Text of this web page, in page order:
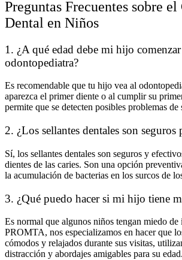
Preguntas Frecuentes sobre
Dental en Niños
1. ¿A qué edad debe mi hijo
odontopediatra?
Es recomendable que tu hijo vea al
aparezca el primer diente o al cumplir su
permite que se detecten posibles problemas
2. ¿Los sellantes dentales son seguros
Sí, los sellantes dentales son seguros y
dientes de las caries. Son una opción
la acumulación de bacterias en los surcos de
3. ¿Qué puedo hacer si mi hijo tiene
Es normal que algunos niños tengan miedo de
PROMTA, nos especializamos en hacer que
cómodos y relajados durante sus visitas,
distracción y abordajes amigables para su edad.